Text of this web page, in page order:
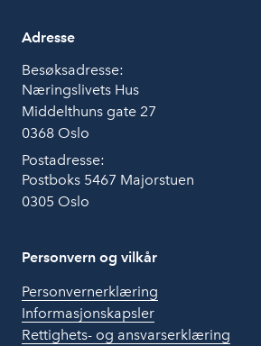
Adresse
Besøksadresse:
Næringslivets Hus
Middelthuns gate 27
0368 Oslo
Postadresse:
Postboks 5467 Majorstuen
0305 Oslo
Personvern og vilkår
Personvernerklæring
Informasjonskapsler
Rettighets- og ansvarserklæring